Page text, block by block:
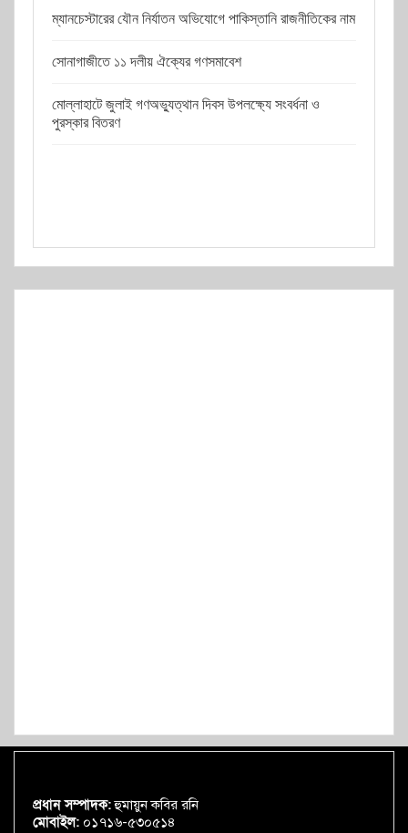
ম্যানচেস্টারের যৌন নির্যাতন অভিযোগে পাকিস্তানি রাজনীতিকের নাম
সোনাগাজীতে ১১ দলীয় ঐক্যের গণসমাবেশ
মোল্লাহাটে জুলাই গণঅভ্যুত্থান দিবস উপলক্ষ্যে সংবর্ধনা ও
পুরস্কার বিতরণ
প্রধান সম্পাদক:হুমায়ুন কবির রনি
মোবাইল: ০১৭১৬-৫৩০৫১৪